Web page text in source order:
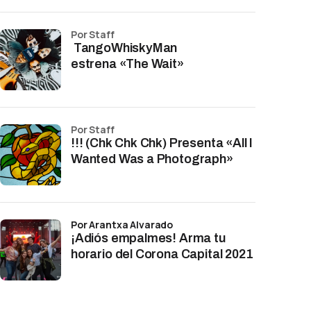
TangoWhiskyMan
estrena «The Wait»
por Staff
!!! (Chk Chk Chk) Presenta «All I
Wanted Was a Photograph»
por Staff
¡Adiós empalmes! Arma tu
horario del Corona Capital 2021
por Arantxa Alvarado